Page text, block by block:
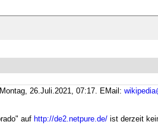
26.Juli.2021, 07:17. EMail:
auf http://de2.netpure.de/ ist derzeit